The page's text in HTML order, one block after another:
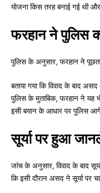
योजना किस तरह बनाई गई थी
फरहान ने पुलिस
पुलिस के अनुसार, फरहान ने
बताया गया कि विवाद के बाद
पुलिस के मुताबिक, फरहान ने यह
इसी बयान के आधार पर पुलिस
सूर्या पर हुआ
जांच के अनुसार, विवाद के बाद
कि इसी दौरान असद ने सूर्या पर